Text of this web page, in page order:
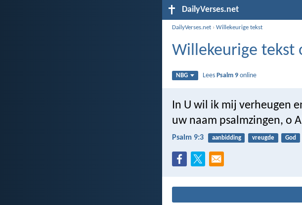
DailyVerses.net
DailyVerses.net ›Willekeurige tekst
Willekeurige tekst
NBG Lees Psalm 9 online
In U wil ik mij verheugen
uw naam psalmzingen, o
Psalm 9:3 aanbidding vreugde God